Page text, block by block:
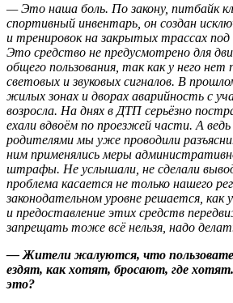
— Это наша боль. По закону, питбайк
спортивный инвентарь, он создан
и тренировок на закрытых трассах
Это средство не предусмотрено для
общего пользования, так как у него нет
световых и звуковых сигналов. В
жилых зонах и дворах аварийность с
возросла. На днях в ДТП серьёзно
ехали вдвоём по проезжей части. А
родителями мы уже проводили
ним применялись меры
штрафы. Не услышали, не сделали
проблема касается не только нашего
законодательном уровне решается,
и предоставление этих средств
запрещать тоже всё нельзя, надо
— Жители жалуются, что
ездят, как хотят, бросают, где
это?